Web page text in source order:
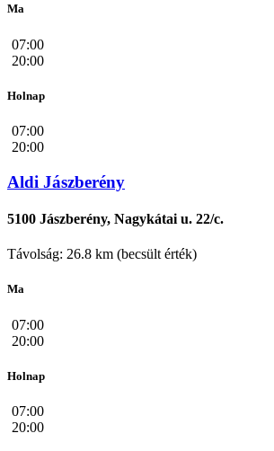
Ma
07:00
20:00
Holnap
07:00
20:00
Aldi Jászberény
5100 Jászberény, Nagykátai u. 22/c.
Távolság: 26.8 km (becsült érték)
Ma
07:00
20:00
Holnap
07:00
20:00